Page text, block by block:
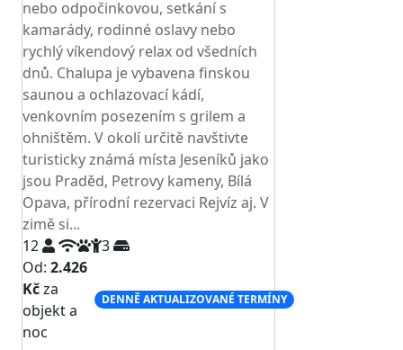
nebo odpočinkovou, setkání s
kamarády, rodinné oslavy nebo
rychlý víkendový relax od všedních
dnů. Chalupa je vybavena finskou
saunou a ochlazovací kádí,
venkovním posezením s grilem a
ohništěm. V okolí určitě navštivte
turisticky známá místa Jeseníků jako
jsou Praděd, Petrovy kameny, Bílá
Opava, přírodní rezervaci Rejvíz aj. V
zimě si...
12
3
Od: 2.426
Kčza
objekt a
noc
DENNĚ AKTUALIZOVANÉ TERMÍNY